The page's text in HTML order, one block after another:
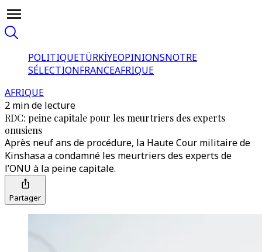
POLITIQUETÜRKİYEOPINIONSNOTRE
SÉLECTIONFRANCEAFRIQUE
AFRIQUE
2 min de lecture
RDC: peine capitale pour les meurtriers des experts
onusiens
Après neuf ans de procédure, la Haute Cour militaire de
Kinshasa a condamné les meurtriers des experts de
l’ONU à la peine capitale.
Partager